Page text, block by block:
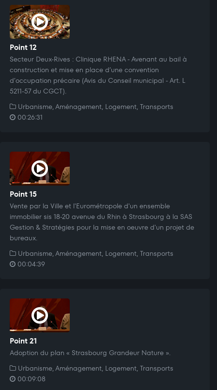
Point 12
Secteur Deux-Rives : Clinique RHENA - Avenant au bail à
construction et mise en place d’une convention
d’occupation précaire (Avis du Conseil municipal - Art. L
5211-57 du CGCT).
Urbanisme, Aménagement, Logement, Transports
00:26:31
Point 15
Vente par la Ville et l'Eurométropole d'un ensemble
immobilier sis 18-20 avenue du Rhin à Strasbourg à la SAS
Gestion & Stratégies pour la mise en oeuvre d'un projet de
bureaux.
Urbanisme, Aménagement, Logement, Transports
00:04:39
Point 21
Adoption du plan « Strasbourg Grandeur Nature ».
Urbanisme, Aménagement, Logement, Transports
00:09:08